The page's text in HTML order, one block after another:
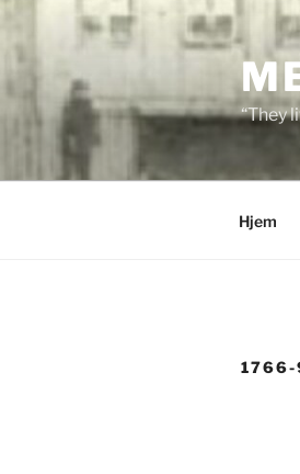
content
“They
Hjem
1766-